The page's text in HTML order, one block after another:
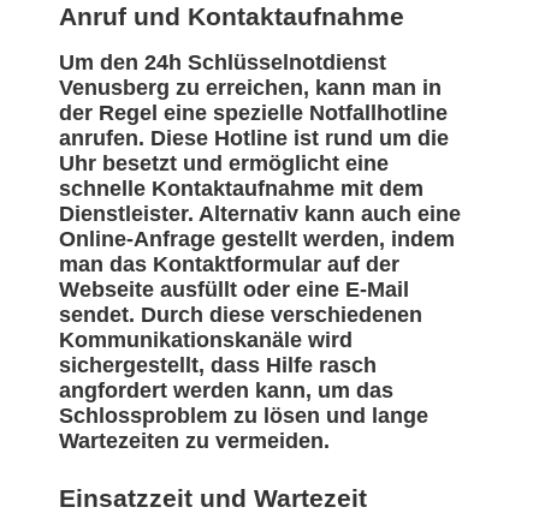
Anruf und Kontaktaufnahme
Um den 24h Schlüsselnotdienst
Venusberg zu erreichen, kann man in
der Regel eine spezielle Notfallhotline
anrufen. Diese Hotline ist rund um die
Uhr besetzt und ermöglicht eine
schnelle Kontaktaufnahme mit dem
Dienstleister. Alternativ kann auch eine
Online-Anfrage gestellt werden, indem
man das Kontaktformular auf der
Webseite ausfüllt oder eine E-Mail
sendet. Durch diese verschiedenen
Kommunikationskanäle wird
sichergestellt, dass Hilfe rasch
angfordert werden kann, um das
Schlossproblem zu lösen und lange
Wartezeiten zu vermeiden.
Einsatzzeit und Wartezeit